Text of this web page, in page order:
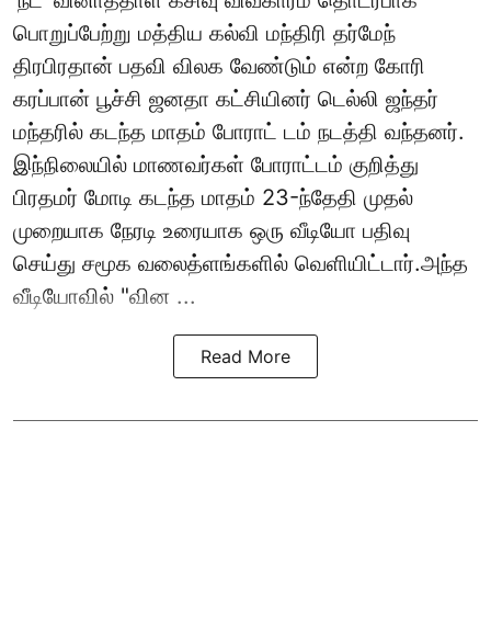
பொறுப்பேற்று மத்திய கல்வி மந்திரி தர்மேந்
திரபிரதான் பதவி விலக வேண்டும் என்ற கோரி
கரப்பான் பூச்சி ஜனதா கட்சியினர் டெல்லி ஜந்தர்
மந்தரில் கடந்த மாதம் போராட் டம் நடத்தி வந்தனர்.
இந்நிலையில் மாணவர்கள் போராட்டம் குறித்து
பிரதமர் மோடி கடந்த மாதம் 23-ந்தேதி முதல்
முறையாக நேரடி உரையாக ஒரு வீடியோ பதிவு
செய்து சமூக வலைத்ளங்களில் வெளியிட்டார்.அந்த
வீடியோவில் "வின ...
Read More